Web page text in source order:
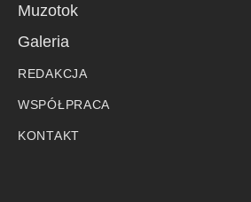
Muzotok
Galeria
REDAKCJA
WSPÓŁPRACA
KONTAKT